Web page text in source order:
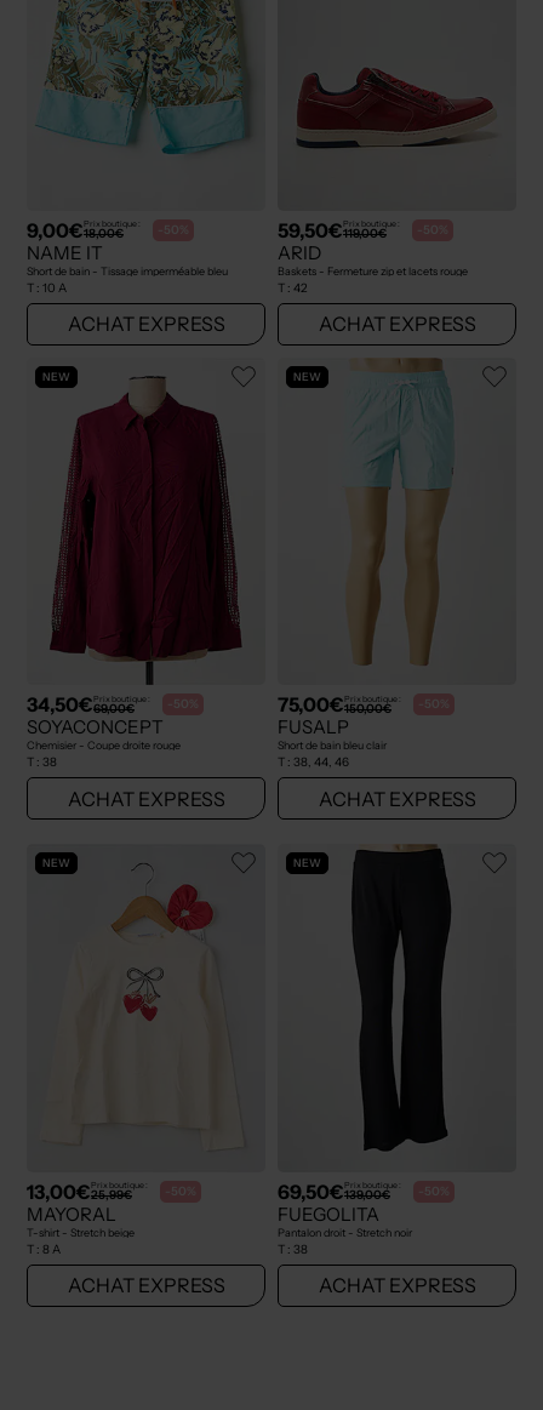
9,00€Prix boutique :
18,00€ -50%
NAME IT
Short de bain - Tissage imperméable bleu
T : 10 A
ACHAT EXPRESS
59,50€Prix boutique :
119,00€ -50%
ARID
Baskets - Fermeture zip et lacets rouge
T : 42
ACHAT EXPRESS
NEW
34,50€Prix boutique :
69,00€ -50%
SOYACONCEPT
Chemisier - Coupe droite rouge
T : 38
ACHAT EXPRESS
NEW
75,00€Prix boutique :
150,00€ -50%
FUSALP
Short de bain bleu clair
T : 38, 44, 46
ACHAT EXPRESS
NEW
13,00€Prix boutique :
25,99€ -50%
MAYORAL
T-shirt - Stretch beige
T : 8 A
ACHAT EXPRESS
NEW
69,50€Prix boutique :
139,00€ -50%
FUEGOLITA
Pantalon droit - Stretch noir
T : 38
ACHAT EXPRESS